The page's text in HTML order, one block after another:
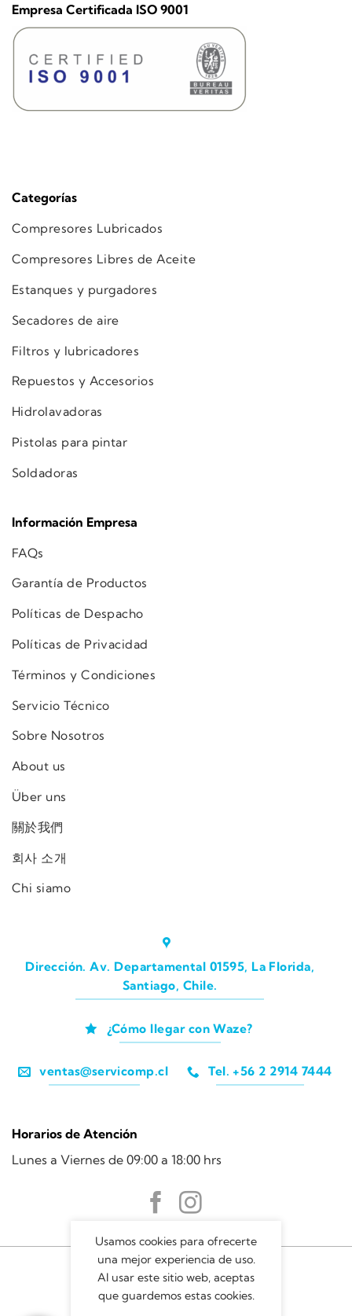
Categorías
Compresores Lubricados
Compresores Libres de Aceite
Estanques y purgadores
Secadores de aire
Filtros y lubricadores
Repuestos y Accesorios
Hidrolavadoras
Pistolas para pintar
Soldadoras
Información Empresa
FAQs
Garantía de Productos
Políticas de Despacho
Políticas de Privacidad
Términos y Condiciones
Servicio Técnico
Sobre Nosotros
About us
Über uns
關於我們
회사 소개
Chi siamo
Dirección. Av. Departamental 01595, La Florida,
Santiago, Chile.
¿Cómo llegar con Waze?
ventas@servicomp.cl Tel. +56 2 2914 7444
Horarios de Atención
Lunes a Viernes de 09:00 a 18:00 hrs
Empresa Certificada ISO 9001
Usamos cookies para ofrecerte
una mejor experiencia de uso.
Al usar este sitio web, aceptas
que guardemos estas cookies.